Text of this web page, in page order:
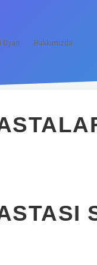
Hakkımızda